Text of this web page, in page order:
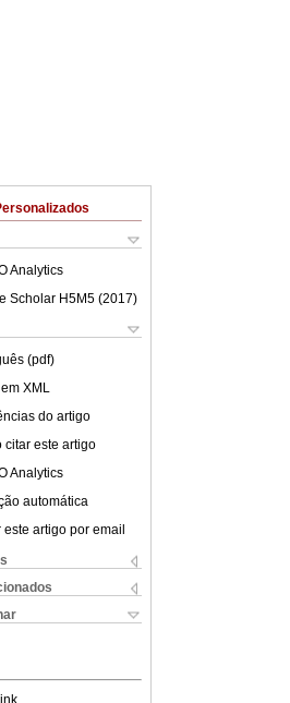
Analytics
Scholar H5M5 (2017)
(pdf)
XML
do artigo
citar este artigo
Analytics
automática
este artigo por email